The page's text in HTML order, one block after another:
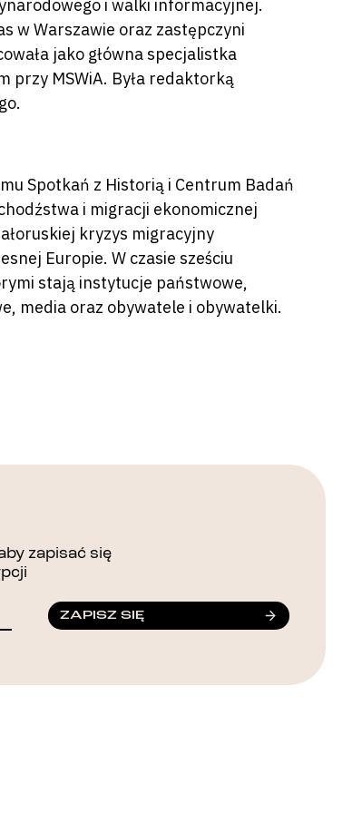
i walki informacyjnej.
w Warszawie oraz zastępczyni
jako główna specjalistka
przy MSWiA. Była redaktorką
Spotkań z Historią i Centrum Badań
i migracji ekonomicznej
kryzys migracyjny
Europie. W czasie sześciu
stają instytucje państwowe,
media oraz obywatele i obywatelki.
zapisać się
ZAPISZ SIĘ